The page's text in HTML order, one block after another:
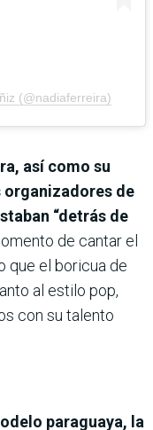
(@nadiaferreira)
así como su
organizadores de
“detrás de
de cantar el
que el boricua de
al estilo pop,
con su talento
paraguaya, la